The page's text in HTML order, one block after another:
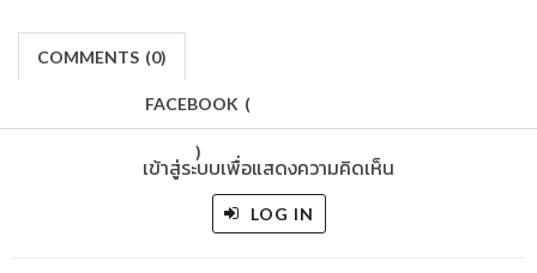
COMMENTS (0)
FACEBOOK (
)
เข้าสู่ระบบเพื่อแสดงความคิดเห็น
LOG IN